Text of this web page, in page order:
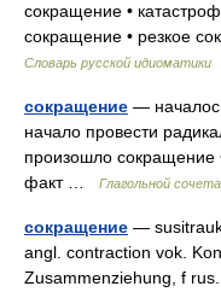
сокращение •
сокращение • резкое
Словарь русской идиоматики
сокращение —
начало провести
произошло сокращение
факт …
Глагольной
сокращение —
angl. contraction vok.
Zusammenziehung, f